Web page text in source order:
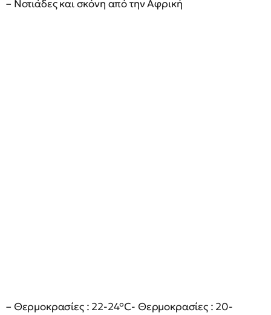
– Νοτιάδες και σκόνη από την Αφρική
– Θερμοκρασίες : 22-24°C- Θερμοκρασίες : 20-